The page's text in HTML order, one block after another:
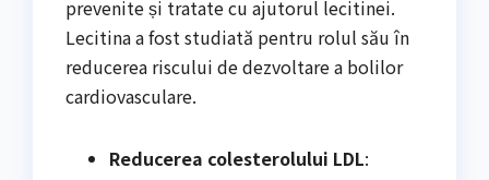
prevenite și tratate cu ajutorul lecitinei.
Lecitina a fost studiată pentru rolul său în
reducerea riscului de dezvoltare a bolilor
cardiovasculare.
Reducerea colesterolului LDL: